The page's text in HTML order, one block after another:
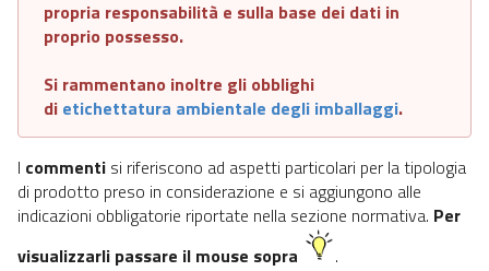
propria responsabilità e sulla base dei dati in
proprio possesso.
Si rammentano inoltre gli obblighi
di etichettatura ambientale degli imballaggi.
I commenti si riferiscono ad aspetti particolari per la tipologia
di prodotto preso in considerazione e si aggiungono alle
indicazioni obbligatorie riportate nella sezione normativa. Per
visualizzarli passare il mouse sopra
.